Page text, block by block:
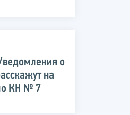
о
на
КН № 7